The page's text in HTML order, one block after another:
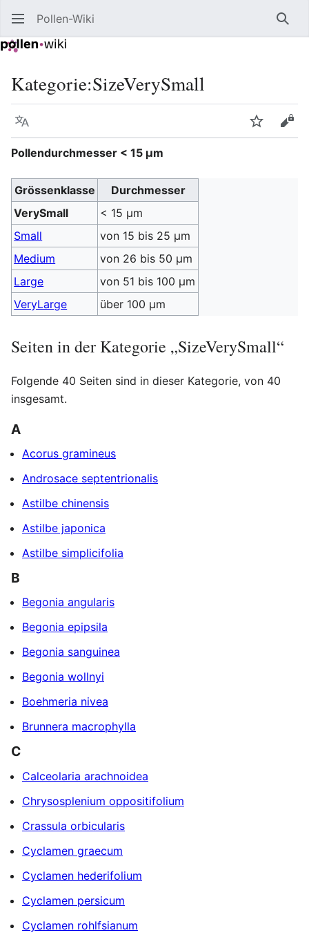
Pollen-Wiki
Kategorie:SizeVerySmall
Sprache
Pollendurchmesser < 15 μm
Grössenklasse
Durchmesser
VerySmall
< 15 μm
Small
von 15 bis 25 μm
Medium
von 26 bis 50 μm
Large
von 51 bis 100 μm
VeryLarge
über 100 μm
Seiten in der Kategorie „SizeVerySmall“
Folgende 40 Seiten sind in dieser Kategorie, von 40
insgesamt.
A
Acorus gramineus
Androsace septentrionalis
Astilbe chinensis
Astilbe japonica
Astilbe simplicifolia
B
Begonia angularis
Begonia epipsila
Begonia sanguinea
Begonia wollnyi
Boehmeria nivea
Brunnera macrophylla
C
Calceolaria arachnoidea
Chrysosplenium oppositifolium
Crassula orbicularis
Cyclamen graecum
Cyclamen hederifolium
Cyclamen persicum
Cyclamen rohlfsianum